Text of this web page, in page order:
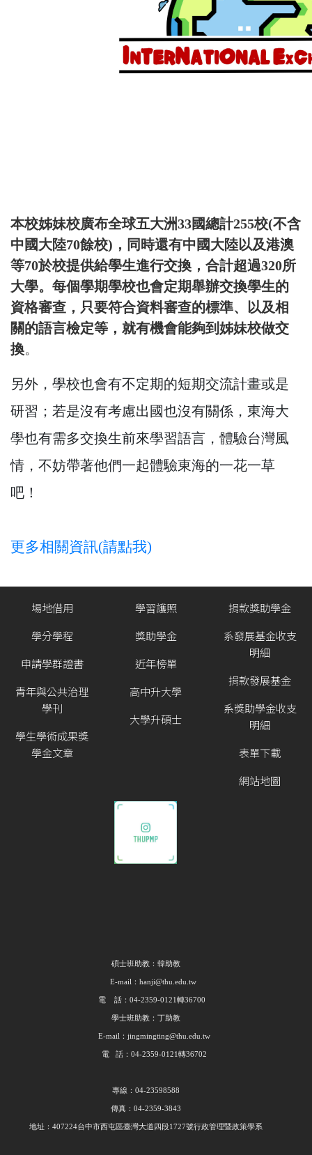
本校姊妹校廣布全球五大洲33國總計255校(不含
中國大陸70餘校)，同時還有中國大陸以及港澳
等70於校提供給學生進行交換，合計超過320所
大學。每個學期學校也會定期舉辦交換學生的
資格審查，只要符合資料審查的標準、以及相
關的語言檢定等，就有機會能夠到姊妹校做交
換。
另外，學校也會有不定期的短期交流計畫或是
研習；若是沒有考慮出國也沒有關係，東海大
學也有需多交換生前來學習語言，體驗台灣風
情，不妨帶著他們一起體驗東海的一花一草
吧！
更多相關資訊(請點我)
場地借用
學分學程
申請學群證書
青年與公共治理
學刊
學生學術成果獎
學金文章
學習護照
獎助學金
近年榜單
高中升大學
大學升碩士
捐款獎助學金
系發展基金收支
明細
捐款發展基金
系獎助學金收支
明細
表單下載
網站地圖
碩士班助教：韓助教
E-mail：hanji@thu.edu.tw
電 話：04-2359-0121轉36700
學士班助教：丁助教
E-mail：jingmingting@thu.edu.tw
電 話：04-2359-0121轉36702
專線：04-23598588
傳真：04-2359-3843
地址：407224台中市西屯區臺灣大道四段1727號行政管理暨政策學系